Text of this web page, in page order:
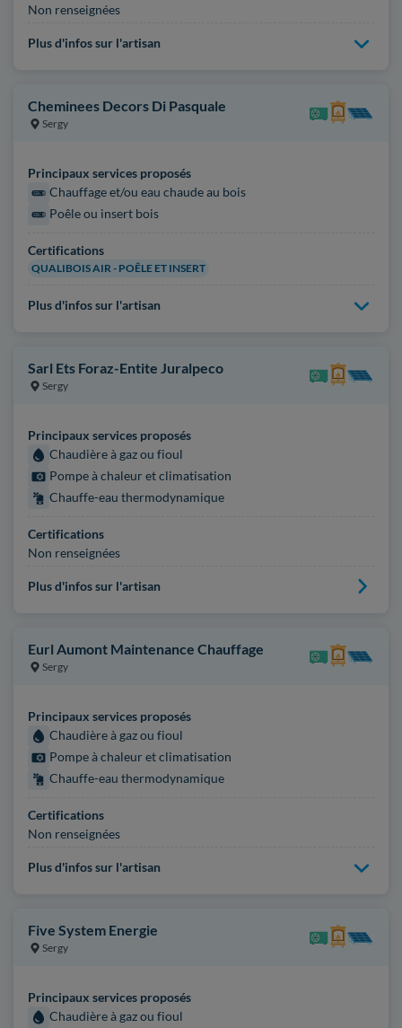
Non renseignées
Plus d'infos sur l'artisan
Cheminees Decors Di Pasquale
Sergy
Principaux services proposés
Chauffage et/ou eau chaude au bois
Poêle ou insert bois
Certifications
QUALIBOIS AIR - POÊLE ET INSERT
Plus d'infos sur l'artisan
Sarl Ets Foraz-Entite Juralpeco
Sergy
Principaux services proposés
Chaudière à gaz ou fioul
Pompe à chaleur et climatisation
Chauffe-eau thermodynamique
Certifications
Non renseignées
Plus d'infos sur l'artisan
Eurl Aumont Maintenance Chauffage
Sergy
Principaux services proposés
Chaudière à gaz ou fioul
Pompe à chaleur et climatisation
Chauffe-eau thermodynamique
Certifications
Non renseignées
Plus d'infos sur l'artisan
Five System Energie
Sergy
Principaux services proposés
Chaudière à gaz ou fioul